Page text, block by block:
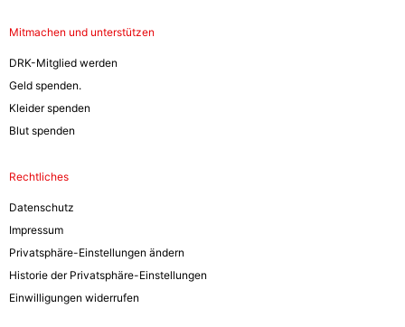
Mitmachen und unterstützen
DRK-Mitglied werden
Geld spenden.
Kleider spenden
Blut spenden
Rechtliches
Datenschutz
Impressum
Privatsphäre-Einstellungen ändern
Historie der Privatsphäre-Einstellungen
Einwilligungen widerrufen